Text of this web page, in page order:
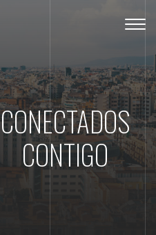
CONECTADOS
CONTIGO